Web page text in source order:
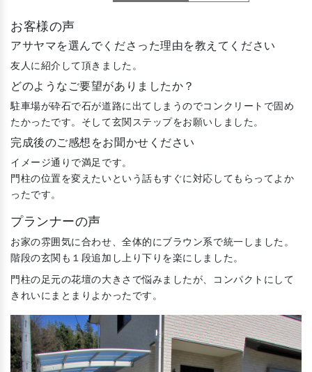
お客様の声
アサヤマを選んでくださった理由を教えてください
友人に紹介して頂きました。
どのようなご要望がありましたか？
駐車場が砕石で石が道路に出てしまうのでコンクリートで固め
たかったです。そして玄関ステップをお願いしました。
完成後のご感想をお聞かせください
イメージ通りで満足です。
門柱の位置を変えたいという話もすぐに対応してもらってよか
ったです。
プランナーの声
お家の雰囲気に合わせ、全体的にブラウン系で統一しました。
階段の玄関も１段追加し上り下りを楽にしました。
門柱の足元の花壇の大きさで悩みましたが、コンパクトにして
きれいにまとまりよかったです。